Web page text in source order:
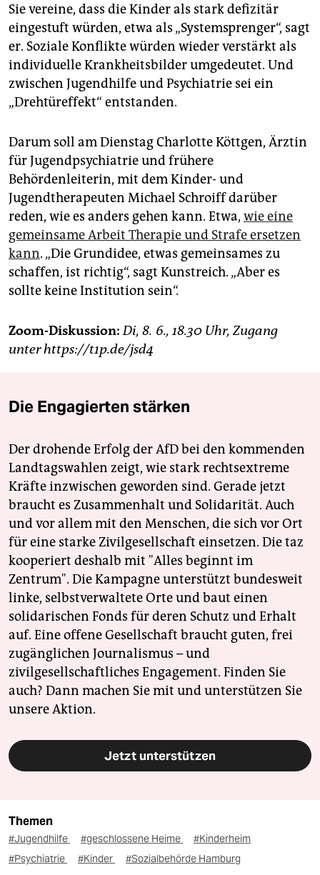
Sie vereine, dass die Kinder als stark defizitär
eingestuft würden, etwa als „Systemsprenger“, sagt
er. Soziale Konflikte würden wieder verstärkt als
individuelle Krankheitsbilder umgedeutet. Und
zwischen Jugendhilfe und Psychiatrie sei ein
„Drehtüreffekt“ entstanden.
Darum soll am Dienstag Charlotte Köttgen, Ärztin
für Jugendpsychiatrie und frühere
Behördenleiterin, mit dem Kinder- und
Jugendtherapeuten Michael Schroiff darüber
reden, wie es anders gehen kann. Etwa, wie eine
gemeinsame Arbeit Therapie und Strafe ersetzen
kann. „Die Grundidee, etwas gemeinsames zu
schaffen, ist richtig“, sagt Kunstreich. „Aber es
sollte keine Institution sein“.
Zoom-Diskussion:Di, 8. 6., 18.30 Uhr, Zugang
unter https://t1p.de/jsd4
Die Engagierten stärken
Der drohende Erfolg der AfD bei den kommenden
Landtagswahlen zeigt, wie stark rechtsextreme
Kräfte inzwischen geworden sind. Gerade jetzt
braucht es Zusammenhalt und Solidarität. Auch
und vor allem mit den Menschen, die sich vor Ort
für eine starke Zivilgesellschaft einsetzen. Die taz
kooperiert deshalb mit "Alles beginnt im
Zentrum". Die Kampagne unterstützt bundesweit
linke, selbstverwaltete Orte und baut einen
solidarischen Fonds für deren Schutz und Erhalt
auf. Eine offene Gesellschaft braucht guten, frei
zugänglichen Journalismus – und
zivilgesellschaftliches Engagement. Finden Sie
auch? Dann machen Sie mit und unterstützen Sie
unsere Aktion.
Jetzt unterstützen
Themen
#Jugendhilfe #geschlossene Heime
#Kinderheim
#Psychiatrie
#Kinder #Sozialbehörde Hamburg